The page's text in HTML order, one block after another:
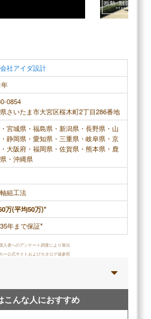
査
建設公式
グ請求する
+3分で完了
公式】
括で取り寄せる
想の家づくりの第一歩
づくりから始めよう
読まれている記事
投稿を見る
ら？建てた人に聞きました
点、良かった点は？
社アイダ設計
0854
さいたま市大宮区桜木町2丁目286番地
宮城県・福島県・新潟県・長野県・山
静岡県・愛知県・三重県・岐阜県・京
大阪府・福岡県・佐賀県・熊本県・鹿
・沖縄県
組工法
万(平均50万)*
年まで保証*
入者へのアンケート調査により算出
ー公式サイトおよびカタログ値参照
こんな人におすすめ